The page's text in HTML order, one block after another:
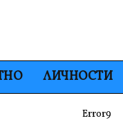
ЛИЧНОСТИ
Error9